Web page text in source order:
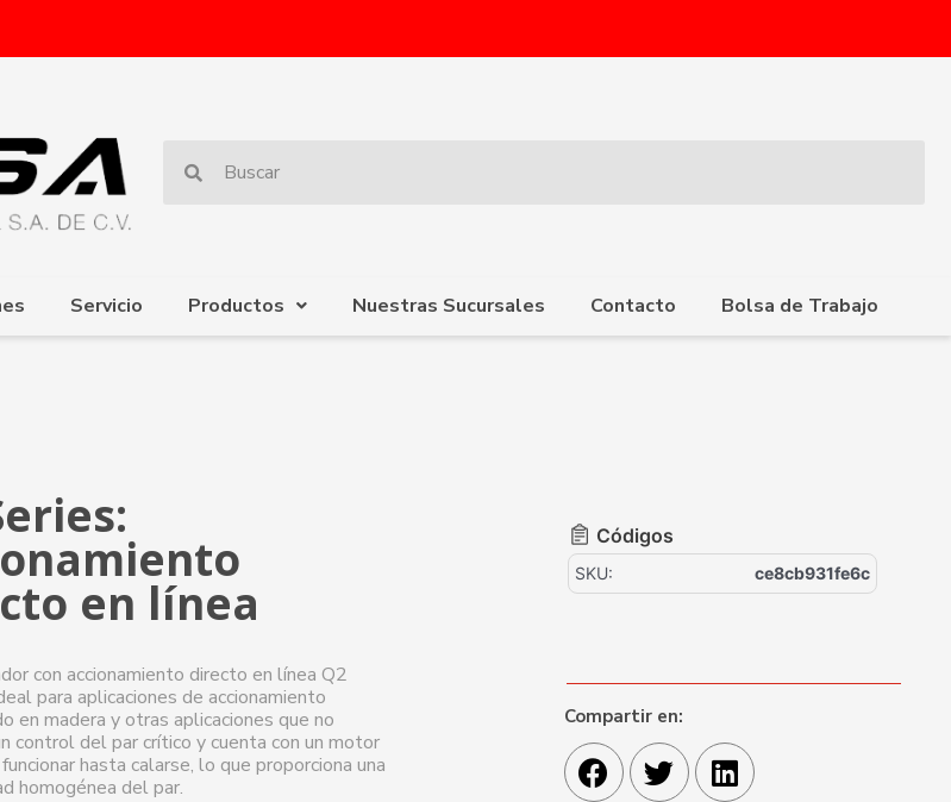
Servicio Productos Nuestras Sucursales Contacto Bolsa de Trabajo
en línea
con accionamiento directo en línea Q2
para aplicaciones de accionamiento
en madera y otras aplicaciones que no
control del par crítico y cuenta con un motor
hasta calarse, lo que proporciona una
homogénea del par.
Códigos
SKU: ce8cb931fe6c
Compartir en: